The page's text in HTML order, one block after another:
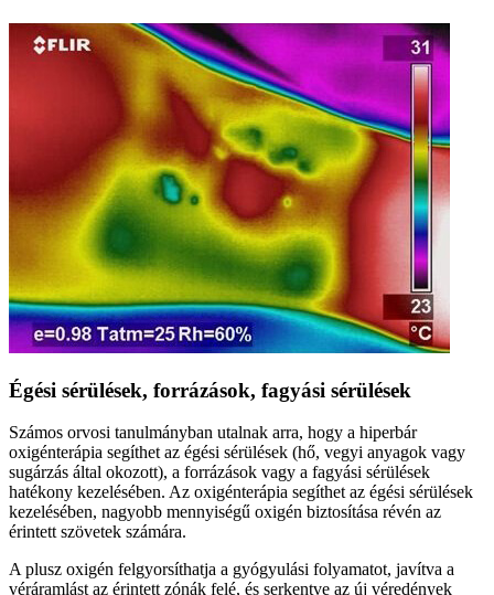
Égési sérülések, forrázások, fagyási sérülések
Számos orvosi tanulmányban utalnak arra, hogy a hiperbár
oxigénterápia segíthet az égési sérülések (hő, vegyi anyagok vagy
sugárzás által okozott), a forrázások vagy a fagyási sérülések
hatékony kezelésében. Az oxigénterápia segíthet az égési sérülések
kezelésében, nagyobb mennyiségű oxigén biztosítása révén az
érintett szövetek számára.
A plusz oxigén felgyorsíthatja a gyógyulási folyamatot, javítva a
véráramlást az érintett zónák felé, és serkentve az új véredények